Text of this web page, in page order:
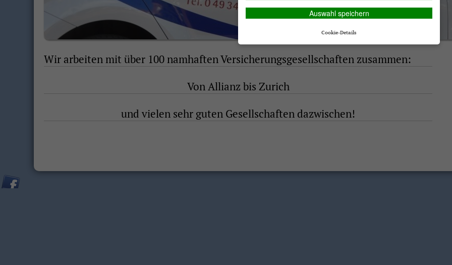
Wir arbeiten mit über 100 namhaften Versicherungsgesellschaften zusammen:
Von Allianz bis Zurich
und vielen sehr guten Gesellschaften dazwischen!
Auswahl speichern
Cookie-Details